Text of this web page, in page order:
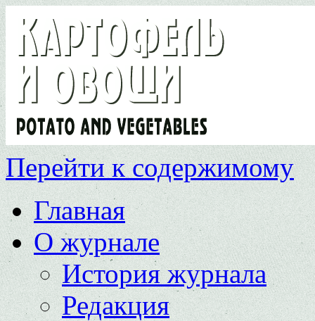
Перейти к содержимому
Главная
О журнале
История журнала
Редакция